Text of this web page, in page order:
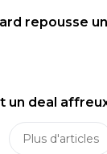
repousse
un deal
Plus d'articles